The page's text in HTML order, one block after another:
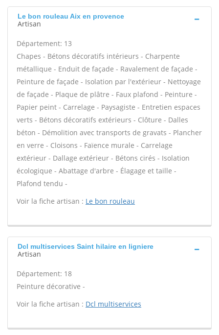
Le bon rouleau Aix en provence
Artisan
Département: 13
Chapes - Bétons décoratifs intérieurs - Charpente
métallique - Enduit de façade - Ravalement de façade -
Peinture de façade - Isolation par l'extérieur - Nettoyage
de façade - Plaque de plâtre - Faux plafond - Peinture -
Papier peint - Carrelage - Paysagiste - Entretien espaces
verts - Bétons décoratifs extérieurs - Clôture - Dalles
béton - Démolition avec transports de gravats - Plancher
en verre - Cloisons - Faïence murale - Carrelage
extérieur - Dallage extérieur - Bétons cirés - Isolation
écologique - Abattage d'arbre - Élagage et taille -
Plafond tendu -
Voir la fiche artisan : Le bon rouleau
Dcl multiservices Saint hilaire en ligniere
Artisan
Département: 18
Peinture décorative -
Voir la fiche artisan : Dcl multiservices